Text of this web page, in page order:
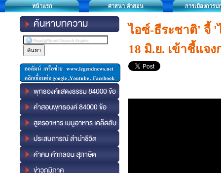
หน้าแรก ศาสนา คำสอน การเมืองการป
ไอซ์-ธีระชาติ' จี้ '
18 มิ.ย. เข้าชี้แจ